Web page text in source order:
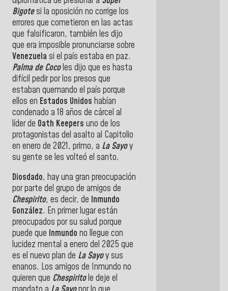
Bigotesi la oposición no corrige los
errores que cometieron en las actas
que falsificaron, también les dijo
que era imposible pronunciarse sobre
Venezuela si el país estaba en paz.
Palma de Cocoles dijo que es hasta
difícil pedir por los presos que
estaban quemando el país porque
ellos en Estados Unidos habían
condenado a 18 años de cárcel al
líder de Oath Keepers uno de los
protagonistas del asalto al Capitolio
en enero de 2021, primo, a La Sayoy
su gente se les volteó el santo.
Diosdado, hay una gran preocupación
por parte del grupo de amigos de
Chespirito, es decir, de Inmundo
González. En primer lugar están
preocupados por su salud porque
puede que Inmundo no llegue con
lucidez mental a enero del 2025 que
es el nuevo plan de La Sayoy sus
enanos. Los amigos de Inmundo no
quieren que Chespiritole deje el